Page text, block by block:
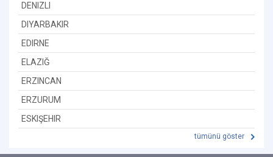
DENIZLI
DIYARBAKIR
EDIRNE
ELAZIĞ
ERZINCAN
ERZURUM
ESKIŞEHIR
tümünü göster